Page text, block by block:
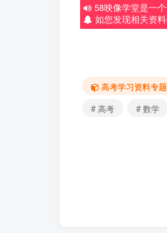
58映像学堂是一
如您发现相关资
高考学习资料专题
# 高考
# 数学